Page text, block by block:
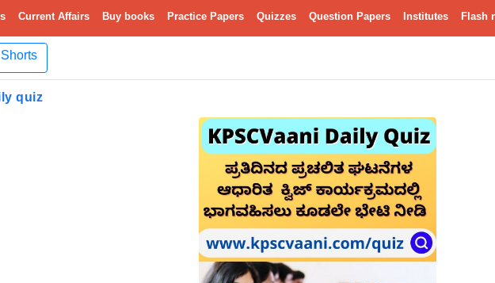
Current Affairs Buy books Practice Papers Quizzes Question Papers Institutes Flash
Shorts
quiz